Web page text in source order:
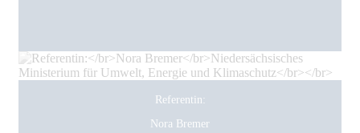
Referentin:
Nora Bremer